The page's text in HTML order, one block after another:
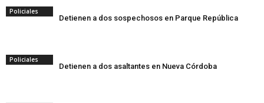
Policiales
Detienen a dos sospechosos en Parque República
Policiales
Detienen a dos asaltantes en Nueva Córdoba